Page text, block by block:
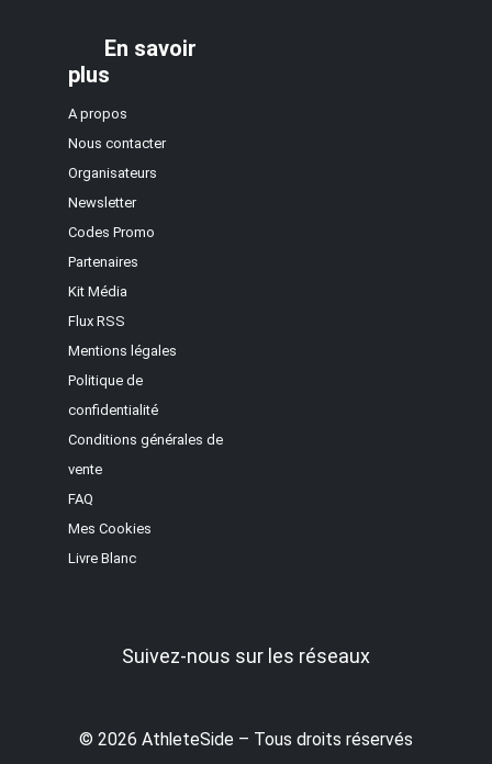
En savoir
plus
A propos
Nous contacter
Organisateurs
Newsletter
Codes Promo
Partenaires
Kit Média
Flux RSS
Mentions légales
Politique de
confidentialité
Conditions générales de
vente
FAQ
Mes Cookies
Livre Blanc
Suivez-nous sur les réseaux
© 2026 AthleteSide – Tous droits réservés